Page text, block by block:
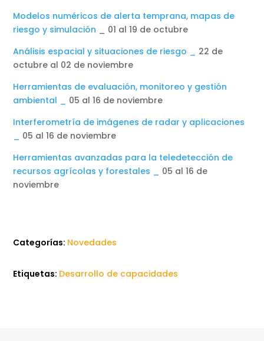
Modelos numéricos de alerta temprana, mapas de
riesgo y simulación
_ 01 al 19 de octubre
Análisis espacial y situaciones de riesgo _ 22 de
octubre al 02 de noviembre
Herramientas de evaluación, monitoreo y gestión
ambiental _ 05 al 16 de noviembre
Interferometría de imágenes de radar y aplicaciones
05 al 16 de noviembre
Herramientas avanzadas para la teledetección de
recursos agrícolas y forestales _
05 al 16 de
noviembre
Categorías: Novedades
Etiquetas: Desarrollo de capacidades